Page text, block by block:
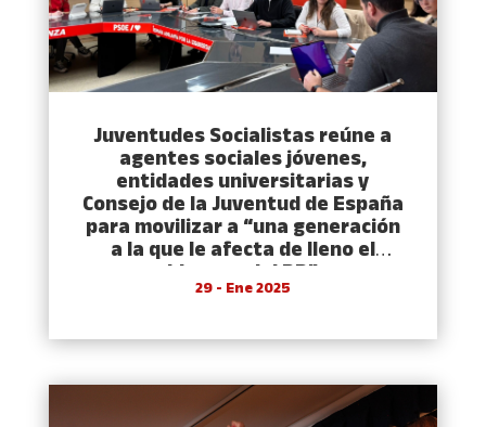
Juventudes Socialistas reúne a
agentes sociales jóvenes,
entidades universitarias y
Consejo de la Juventud de España
para movilizar a “una generación
a la que le afecta de lleno el
bloqueo del PP”
29 - Ene 2025